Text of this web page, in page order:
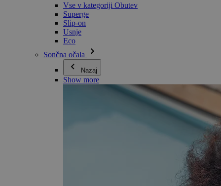
Vse v kategoriji Obutev
Superge
Slip-on
Usnje
Eco
Sončna očala
Nazaj
Show more